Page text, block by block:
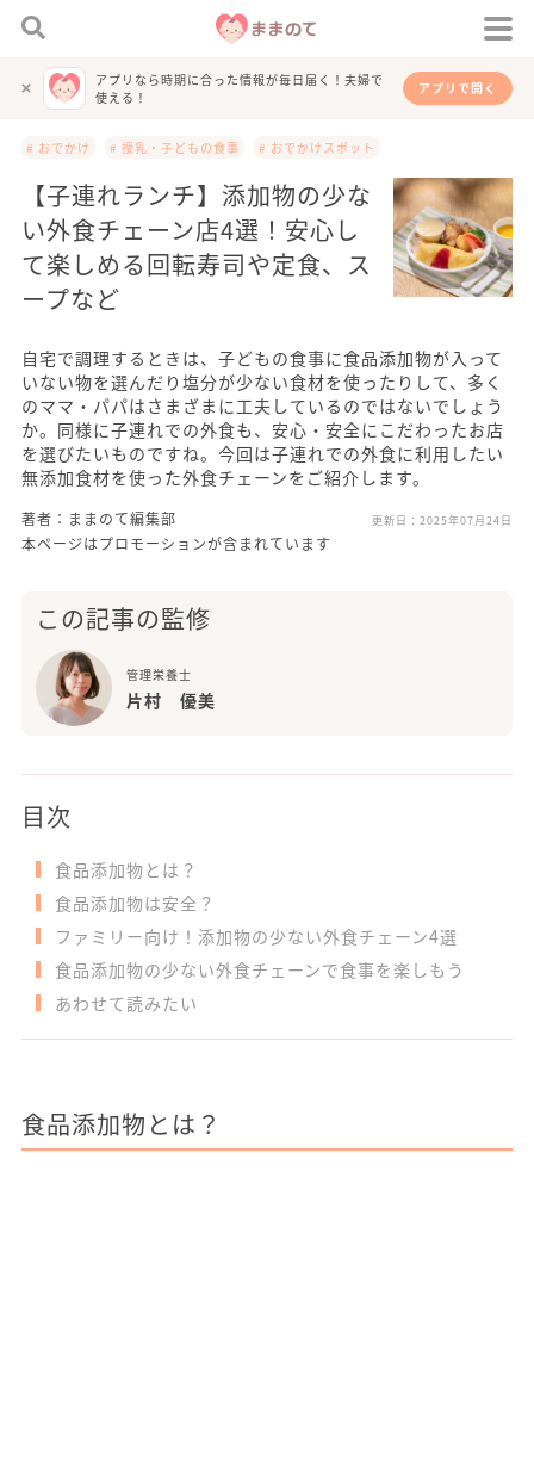
アプリなら時期に合った情報が毎日届く！夫婦で
使える！
アプリで開く
# おでかけ # 授乳・子どもの食事 # おでかけスポット
【子連れランチ】添加物の少な
い外食チェーン店4選！安心し
て楽しめる回転寿司や定食、ス
ープなど
自宅で調理するときは、子どもの食事に食品添加物が入って
いない物を選んだり塩分が少ない食材を使ったりして、多く
のママ・パパはさまざまに工夫しているのではないでしょう
か。同様に子連れでの外食も、安心・安全にこだわったお店
を選びたいものですね。今回は子連れでの外食に利用したい
無添加食材を使った外食チェーンをご紹介します。
著者：ままのて編集部 更新日： 2025年07月24日
本ページはプロモーションが含まれています
この記事の監修
管理栄養士
片村 優美
目次
食品添加物とは？
食品添加物は安全？
ファミリー向け！添加物の少ない外食チェーン4選
食品添加物の少ない外食チェーンで食事を楽しもう
あわせて読みたい
食品添加物とは？